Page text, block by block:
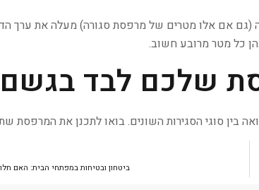
(גם אם אלו מטרים של מרפסת סגורה) מעלה את ערך
כל מטר מרובע חשוב.
שלכם לבד בגשם
בין סוגי הסגירות השונים. בואו לתכנן את המרפסת
ביטחון ובטיחות במפתחי הבית: האם